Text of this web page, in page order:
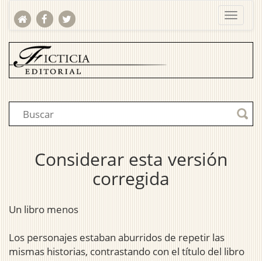
Considerar esta versión
corregida
Un libro menos
Los personajes estaban aburridos de repetir las
mismas historias, contrastando con el título del libro